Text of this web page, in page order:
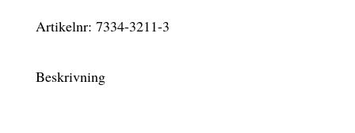
Artikelnr: 7334-3211-3
Beskrivning